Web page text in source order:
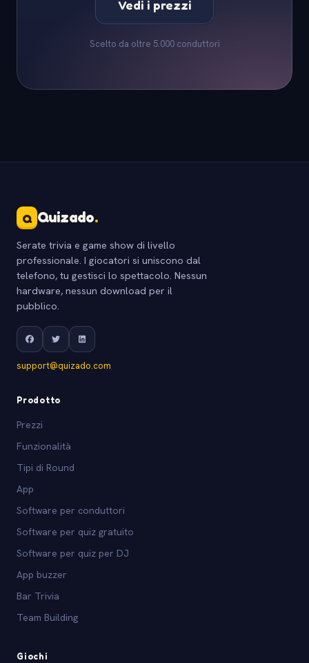
Vedi i prezzi
Scelto da oltre 5.000 conduttori
Q Quizado.
Serate trivia e game show di livello
professionale. I giocatori si uniscono dal
telefono, tu gestisci lo spettacolo. Nessun
hardware, nessun download per il
pubblico.
support@quizado.com
Prodotto
Prezzi
Funzionalità
Tipi di Round
App
Software per conduttori
Software per quiz gratuito
Software per quiz per DJ
App buzzer
Bar Trivia
Team Building
Giochi